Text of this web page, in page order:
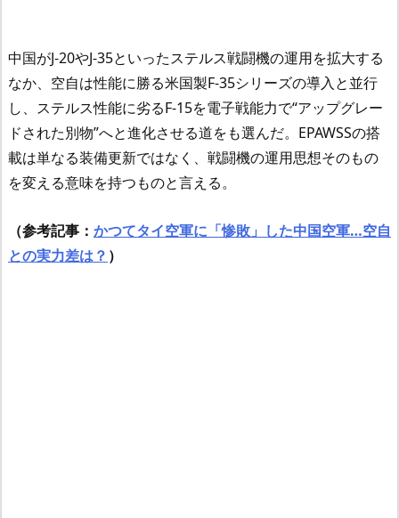
中国がJ-20やJ-35といったステルス戦闘機の運用を拡大する
なか、空自は性能に勝る米国製F-35シリーズの導入と並行
し、ステルス性能に劣るF-15を電子戦能力で“アップグレー
ドされた別物”へと進化させる道をも選んだ。EPAWSSの搭
載は単なる装備更新ではなく、戦闘機の運用思想そのもの
を変える意味を持つものと言える。
（参考記事： かつてタイ空軍に「惨敗」した中国空軍…空自
との実力差は？ ）